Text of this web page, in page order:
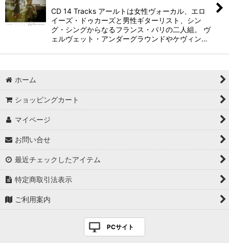
CD 14 Tracks アールトは女性ヴォーカル、エロ
イーズ・ドゥカーズと男性ギターリスト、シン
グ・シングからなるフランス・パリの二人組。 ヴ
ェルヴェット・アンダーグラウンドやケヴィン…
ホーム
ショッピングカート
マイページ
お問い合せ
最近チェックしたアイテム
特定商取引法表示
ご利用案内
PCサイト